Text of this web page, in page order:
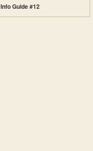
Info Guide #12